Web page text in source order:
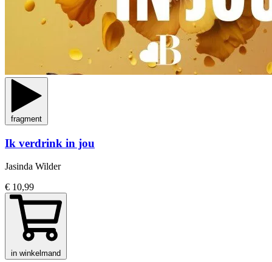
fragment
Ik verdrink in jou
Jasinda Wilder
€ 10,99
in winkelmand